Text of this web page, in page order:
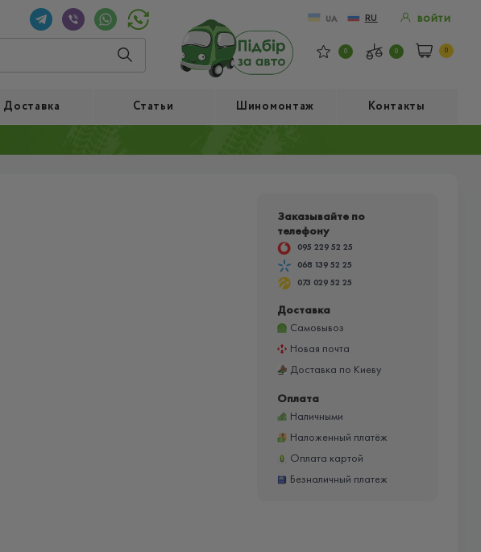
UA RU ВОЙТИ
0 0 0
Доставка Статьи Шиномонтаж Контакты
Заказывайте по
телефону
095 229 52 25
068 139 52 25
073 029 52 25
Доставка
Самовывоз
Новая почта
Доставка по Киеву
Оплата
Наличными
Наложенный платёж
Оплата картой
Безналичный платеж